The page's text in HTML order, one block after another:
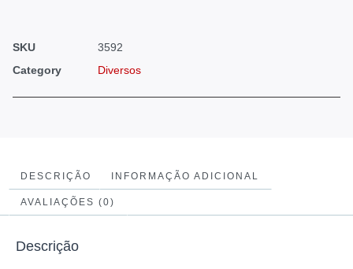
SKU
3592
Category
Diversos
DESCRIÇÃO INFORMAÇÃO ADICIONAL
AVALIAÇÕES (0)
Descrição